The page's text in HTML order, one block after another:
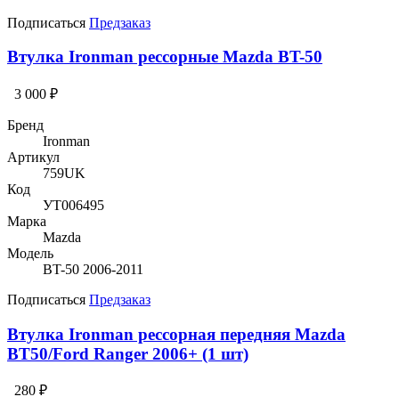
Подписаться Предзаказ
Втулка Ironman рессорные Mazda BT-50
3 000 ₽
Бренд
Ironman
Артикул
759UK
Код
УТ006495
Марка
Mazda
Модель
BT-50 2006-2011
Подписаться Предзаказ
Втулка Ironman рессорная передняя Mazda
BT50/Ford Ranger 2006+ (1 шт)
280 ₽